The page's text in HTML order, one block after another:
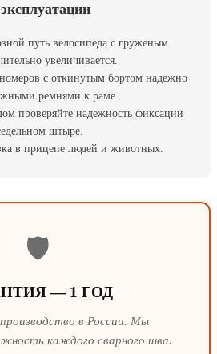
путь велосипеда с груженым
увеличивается.
с откинутым бортом надежно
ремнями к раме.
проверяйте надежность фиксации
штыре.
в прицепе людей и животных.
🛡️
— 1 ГОД
в России. Мы
каждого сварного шва.